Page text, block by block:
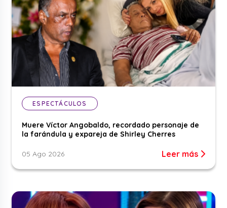
ESPECTÁCULOS
Muere Víctor Angobaldo, recordado personaje de
la farándula y expareja de Shirley Cherres
05 Ago 2026 Leer más